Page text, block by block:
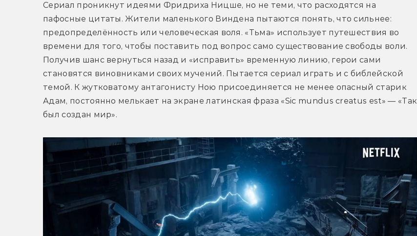
Сериал проникнут идеями Фридриха Ницше, но не теми, что расходятся на
пафосные цитаты. Жители маленького Виндена пытаются понять, что сильнее:
предопределённость или человеческая воля. «Тьма» использует путешествия во
времени для того, чтобы поставить под вопрос само существование свободы воли.
Получив шанс вернуться назад и «исправить» временную линию, герои сами
становятся виновниками своих мучений. Пытается сериал играть и с библейской
темой. К жутковатому антагонисту Ною присоединяется не менее опасный старик
Адам, постоянно мелькает на экране латинская фраза «Sic mundus creatus est» — «Так
был создан мир».